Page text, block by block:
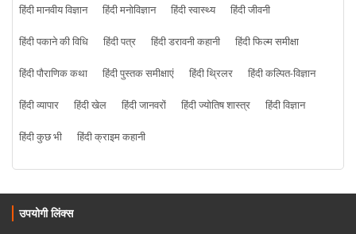
हिंदी मानवीय विज्ञान
हिंदी मनोविज्ञान हिंदी स्वास्थ्य
हिंदी जीवनी
हिंदी पकाने की विधि
हिंदी पत्र हिंदी डरावनी कहानी
हिंदी फिल्म समीक्षा
हिंदी पौराणिक कथा
हिंदी पुस्तक समीक्षाएं हिंदी थ्रिलर
हिंदी कल्पित-विज्ञान
हिंदी व्यापार
हिंदी खेल हिंदी जानवरों हिंदी ज्योतिष शास्त्र
हिंदी विज्ञान
हिंदी कुछ भी
हिंदी क्राइम कहानी
उपयोगी लिंक्स